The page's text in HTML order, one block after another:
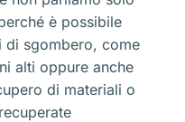
è possibile
di sgombero, come
alti oppure anche
di materiali o